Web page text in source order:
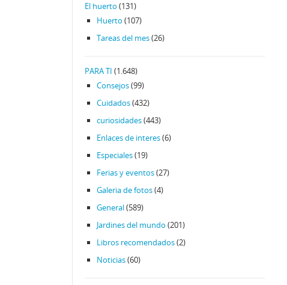
El huerto (131)
Huerto (107)
Tareas del mes(26)
PARA TI (1.648)
Consejos(99)
Cuidados(432)
curiosidades(443)
Enlaces de interes(6)
Especiales(19)
Ferias y eventos(27)
Galeria de fotos(4)
General(589)
Jardines del mundo (201)
Libros recomendados(2)
Noticias(60)